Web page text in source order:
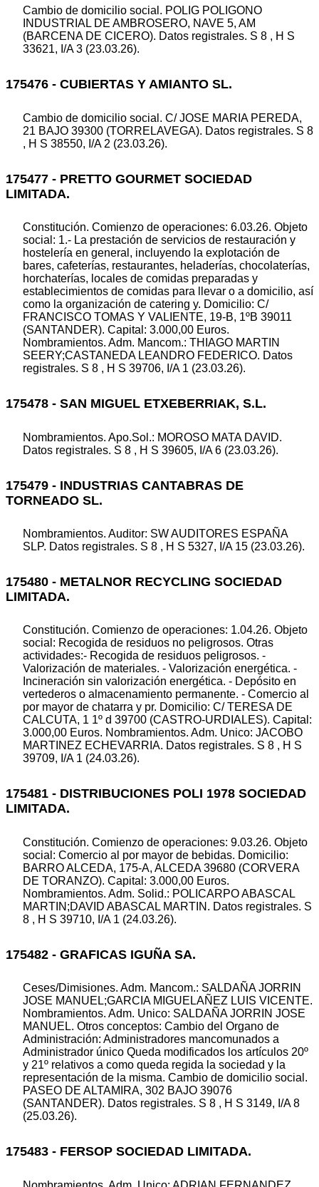
Cambio de domicilio social. POLIG POLIGONO
INDUSTRIAL DE AMBROSERO, NAVE 5, AM
(BARCENA DE CICERO). Datos registrales. S 8 , H S
33621, I/A 3 (23.03.26).
175476 - CUBIERTAS Y AMIANTO SL.
Cambio de domicilio social. C/ JOSE MARIA PEREDA,
21 BAJO 39300 (TORRELAVEGA). Datos registrales. S 8
, H S 38550, I/A 2 (23.03.26).
175477 - PRETTO GOURMET SOCIEDAD
LIMITADA.
Constitución. Comienzo de operaciones: 6.03.26. Objeto
social: 1.- La prestación de servicios de restauración y
hostelería en general, incluyendo la explotación de
bares, cafeterías, restaurantes, heladerías, chocolaterías,
horchaterías, locales de comidas preparadas y
establecimientos de comidas para llevar o a domicilio, así
como la organización de catering y. Domicilio: C/
FRANCISCO TOMAS Y VALIENTE, 19-B, 1ºB 39011
(SANTANDER). Capital: 3.000,00 Euros.
Nombramientos. Adm. Mancom.: THIAGO MARTIN
SEERY;CASTANEDA LEANDRO FEDERICO. Datos
registrales. S 8 , H S 39706, I/A 1 (23.03.26).
175478 - SAN MIGUEL ETXEBERRIAK, S.L.
Nombramientos. Apo.Sol.: MOROSO MATA DAVID.
Datos registrales. S 8 , H S 39605, I/A 6 (23.03.26).
175479 - INDUSTRIAS CANTABRAS DE
TORNEADO SL.
Nombramientos. Auditor: SW AUDITORES ESPAÑA
SLP. Datos registrales. S 8 , H S 5327, I/A 15 (23.03.26).
175480 - METALNOR RECYCLING SOCIEDAD
LIMITADA.
Constitución. Comienzo de operaciones: 1.04.26. Objeto
social: Recogida de residuos no peligrosos. Otras
actividades:- Recogida de residuos peligrosos. -
Valorización de materiales. - Valorización energética. -
Incineración sin valorización energética. - Depósito en
vertederos o almacenamiento permanente. - Comercio al
por mayor de chatarra y pr. Domicilio: C/ TERESA DE
CALCUTA, 1 1º d 39700 (CASTRO-URDIALES). Capital:
3.000,00 Euros. Nombramientos. Adm. Unico: JACOBO
MARTINEZ ECHEVARRIA. Datos registrales. S 8 , H S
39709, I/A 1 (24.03.26).
175481 - DISTRIBUCIONES POLI 1978 SOCIEDAD
LIMITADA.
Constitución. Comienzo de operaciones: 9.03.26. Objeto
social: Comercio al por mayor de bebidas. Domicilio:
BARRO ALCEDA, 175-A, ALCEDA 39680 (CORVERA
DE TORANZO). Capital: 3.000,00 Euros.
Nombramientos. Adm. Solid.: POLICARPO ABASCAL
MARTIN;DAVID ABASCAL MARTIN. Datos registrales. S
8 , H S 39710, I/A 1 (24.03.26).
175482 - GRAFICAS IGUÑA SA.
Ceses/Dimisiones. Adm. Mancom.: SALDAÑA JORRIN
JOSE MANUEL;GARCIA MIGUELAÑEZ LUIS VICENTE.
Nombramientos. Adm. Unico: SALDAÑA JORRIN JOSE
MANUEL. Otros conceptos: Cambio del Organo de
Administración: Administradores mancomunados a
Administrador único Queda modificados los artículos 20º
y 21º relativos a como queda regida la sociedad y la
representación de la misma. Cambio de domicilio social.
PASEO DE ALTAMIRA, 302 BAJO 39076
(SANTANDER). Datos registrales. S 8 , H S 3149, I/A 8
(25.03.26).
175483 - FERSOP SOCIEDAD LIMITADA.